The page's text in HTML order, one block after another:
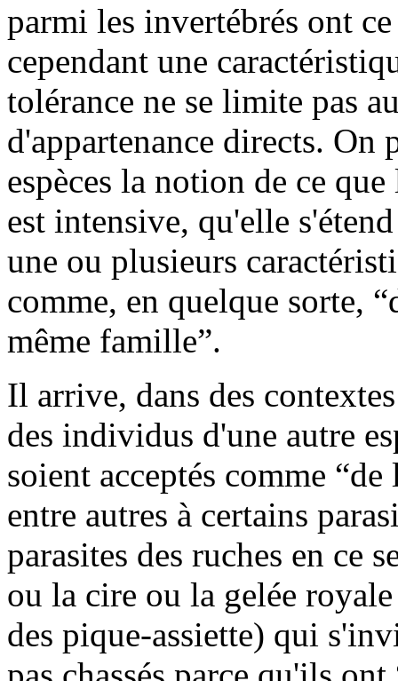
parmi les invertébrés ont
cependant une
tolérance ne se limite pas
d'appartenance directs. On
espèces la notion de ce
est intensive, qu'elle
une ou plusieurs
comme, en quelque sorte,
même famille”.
Il arrive, dans des
des individus d'une autre
soient acceptés comme
entre autres à certains
parasites des ruches en ce
ou la cire ou la gelée
des pique-assiette) qui